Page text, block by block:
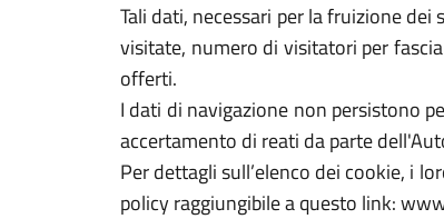
Tali dati, necessari per la fruizione
visitate, numero di visitatori per
offerti.
I dati di navigazione non persistono
accertamento di reati da parte
Per dettagli sull’elenco dei cookie, i
policy raggiungibile a questo link: